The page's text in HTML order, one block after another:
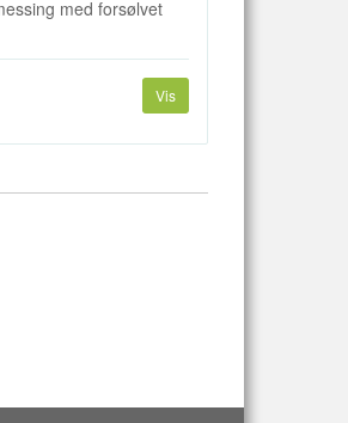
med forsølvet
Vis